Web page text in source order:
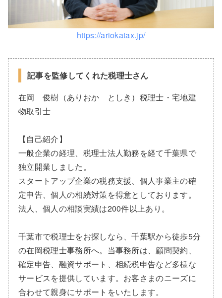
https://ariokatax.jp/
記事を監修してくれた税理士さん
在岡 俊樹（ありおか としき）税理士・宅地建
物取引士
【自己紹介】
一般企業の経理、税理士法人勤務を経て千葉県で
独立開業しました。
スタートアップ企業の税務支援、個人事業主の確
定申告、個人の相続対策を得意としております。
法人、個人の相談実績は200件以上あり。
千葉市で税理士をお探しなら、千葉駅から徒歩5分
の在岡税理士事務所へ。当事務所は、顧問契約、
確定申告、融資サポート、相続税申告など多様な
サービスを提供しています。お客さまのニーズに
合わせて親身にサポートをいたします。